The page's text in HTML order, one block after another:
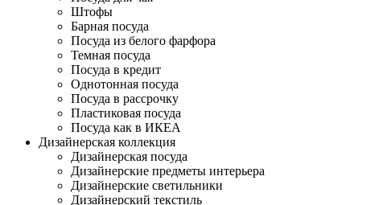
Штофы
Барная посуда
Посуда из белого фарфора
Темная посуда
Посуда в кредит
Однотонная посуда
Посуда в рассрочку
Пластиковая посуда
Посуда как в ИКЕА
Дизайнерская коллекция
Дизайнерская посуда
Дизайнерские предметы интерьера
Дизайнерские светильники
Дизайнерский текстиль